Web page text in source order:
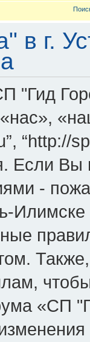
в г.
"Гид
“http://
Если Вы
-
«СП